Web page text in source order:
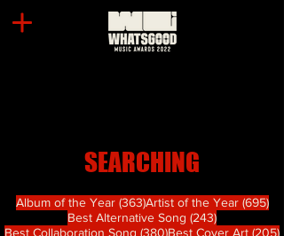
SEARCHING
Album of the Year (363)363 篇文章
Artist of the Year (695)
Best Alternative Song (243)243 篇文章
Best Collaboration Song (380)380 篇文章
Best Cover Art (205)